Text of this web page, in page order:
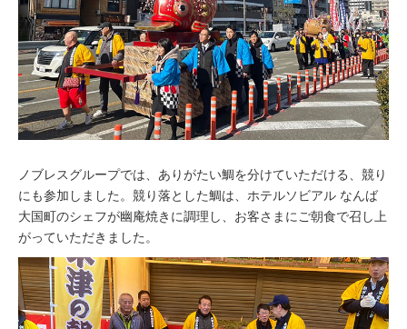
ノブレスグループでは、ありがたい鯛を分けていただける、競り
にも参加しました。競り落とした鯛は、ホテルソビアル なんば
大国町のシェフが幽庵焼きに調理し、お客さまにご朝食で召し上
がっていただきました。